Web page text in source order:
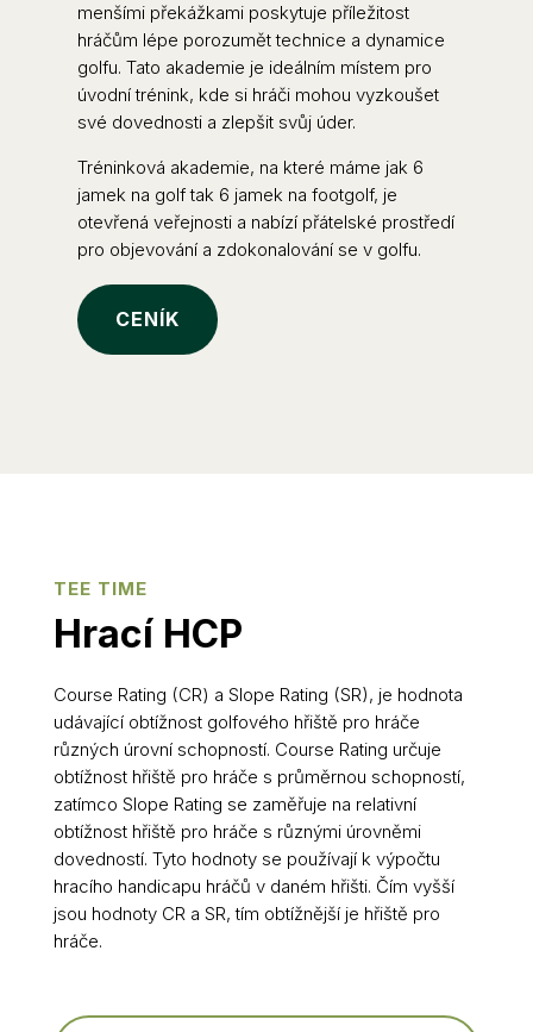
menšími překážkami poskytuje příležitost
hráčům lépe porozumět technice a dynamice
golfu. Tato akademie je ideálním místem pro
úvodní trénink, kde si hráči mohou vyzkoušet
své dovednosti a zlepšit svůj úder.
Tréninková akademie, na které máme jak 6
jamek na golf tak 6 jamek na footgolf, je
otevřená veřejnosti a nabízí přátelské prostředí
pro objevování a zdokonalování se v golfu.
CENÍK
TEE TIME
Hrací HCP
Course Rating (CR) a Slope Rating (SR), je hodnota
udávající obtížnost golfového hřiště pro hráče
různých úrovní schopností. Course Rating určuje
obtížnost hřiště pro hráče s průměrnou schopností,
zatímco Slope Rating se zaměřuje na relativní
obtížnost hřiště pro hráče s různými úrovněmi
dovedností. Tyto hodnoty se používají k výpočtu
hracího handicapu hráčů v daném hřišti. Čím vyšší
jsou hodnoty CR a SR, tím obtížnější je hřiště pro
hráče.